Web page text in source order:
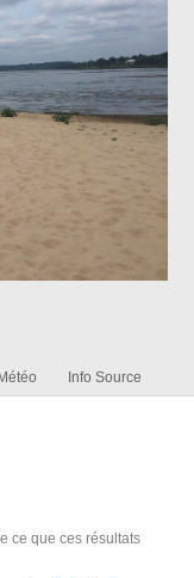
Météo Info Source
ce que ces résultats